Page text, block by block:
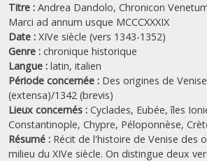
Titre : Andrea Dandolo, Chronicon
Marci ad annum usque MCCCXXXIX
Date : XIVe siècle (vers 1343-1352)
Genre : chronique historique
Langue : latin, italien
Période concernée : Des origines de
(extensa)/1342 (brevis)
Lieux concernés : Cyclades, Eubée,îles
Constantinople, Chypre, Péloponnèse,
Résumé : Récit de l'histoire de Venise des
milieu du XIVe siècle. On distingue deux